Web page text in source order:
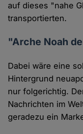
auf dieses "nahe
transportierten.
"Arche Noah
Dabei wäre eine
Hintergrund
nur folgerichtig.
Nachrichten im
geradezu ein